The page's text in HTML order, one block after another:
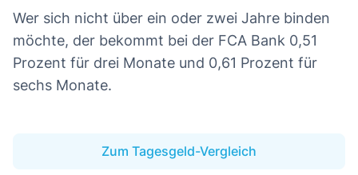
Wer sich nicht über ein oder zwei Jahre binden
möchte, der bekommt bei der FCA Bank 0,51
Prozent für drei Monate und 0,61 Prozent für
sechs Monate.
Zum Tagesgeld-Vergleich